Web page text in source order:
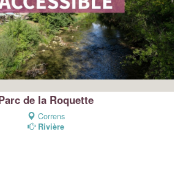
de la Roquette
Correns
Rivière